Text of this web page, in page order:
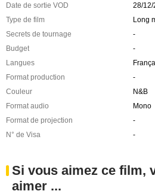
Date de sortie VOD
28/12/
Type de film
Long
Secrets de tournage
-
Budget
-
Langues
Format production
-
Couleur
N&B
Format audio
Mono
Format de projection
-
N° de Visa
-
Si vous aimez ce film,
aimer ...